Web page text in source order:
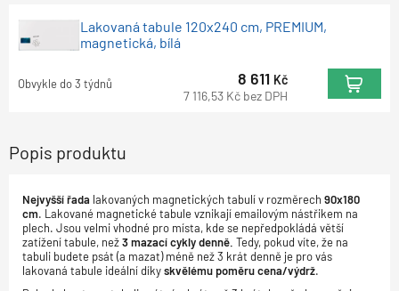
Lakovaná tabule 120x240 cm, PREMIUM,
magnetická, bílá
Obvykle do 3 týdnů 8 611 Kč
7 116,53 Kč bez DPH
Popis produktu
Nejvyšší řada lakovaných magnetických tabulí v rozměrech 90x180
cm. Lakované magnetické tabule vznikají emailovým nástřikem na
plech. Jsou velmi vhodné pro místa, kde se nepředpokládá větší
zatížení tabule, než3 mazací cykly denně. Tedy, pokud víte, že na
tabuli budete psát (a mazat) méně než 3 krát denně je pro vás
lakovaná tabule ideální díkyskvělému poměru cena/výdrž.